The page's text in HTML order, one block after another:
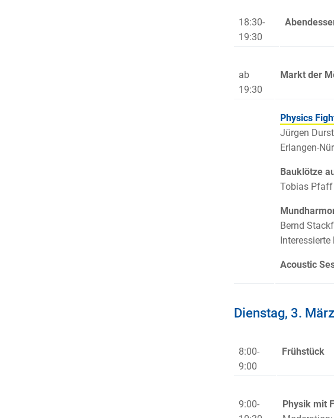
18:30-
19:30
ab
19:30
Markt der
Physics
Jürgen
Erlangen-
Bauklötze
Tobias Pfaff
Bernd
Acoustic
Dienstag, 3.
8:00-
9:00
Frühstück
9:00-
Physik mit